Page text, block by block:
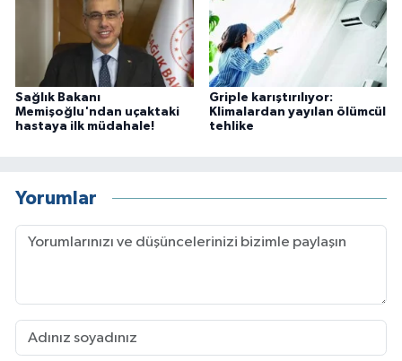
Sağlık Bakanı
Memişoğlu'ndan uçaktaki
hastaya ilk müdahale!
Griple karıştırılıyor:
Klimalardan yayılan ölümcül
tehlike
Yorumlar